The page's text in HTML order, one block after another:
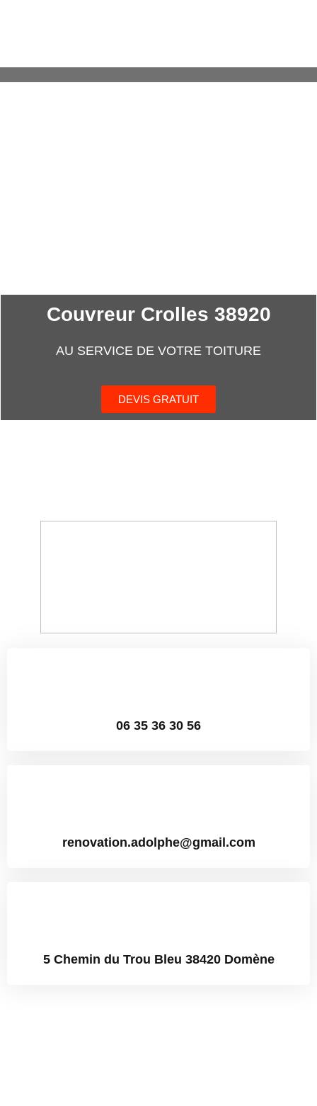
Couvreur Crolles 38920
AU SERVICE DE VOTRE TOITURE
DEVIS GRATUIT
06 35 36 30 56
renovation.adolphe@gmail.com
5 Chemin du Trou Bleu 38420 Domène